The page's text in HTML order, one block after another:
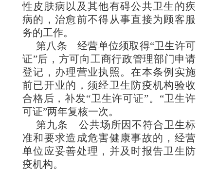
性皮肤病以及其他有碍公共卫生的疾
病的，治愈前不得从事直接为顾客服
务的工作。
第八条 经营单位须取得“卫生许可
证”后，方可向工商行政管理部门申请
登记，办理营业执照。在本条例实施
前已开业的，须经卫生防疫机构验收
合格后，补发“卫生许可证”。“卫生许
可证”两年复核一次。
第九条 公共场所因不符合卫生标
准和要求造成危害健康事故的，经营
单位应妥善处理，并及时报告卫生防
疫机构。